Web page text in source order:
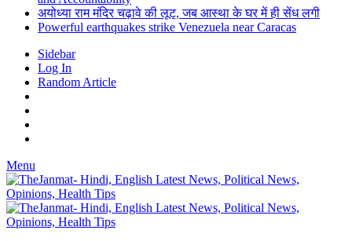
अयोध्या राम मंदिर चढ़ावे की लूट, जब आस्था के घर में ही सेंध लगी
Powerful earthquakes strike Venezuela near Caracas
Sidebar
Log In
Random Article
Menu